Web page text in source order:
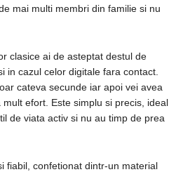
mai multi membri din familie si nu
clasice ai de asteptat destul de
in cazul celor digitale fara contact.
cateva secunde iar apoi vei avea
efort. Este simplu si precis, ideal
de viata activ si nu au timp de prea
fiabil, confetionat dintr-un material